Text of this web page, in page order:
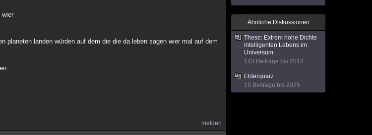
wier
planeten landen würden auf dem die die da leben sagen wier mal auf dem
melden
Ähnliche Diskussionen
These: Extrem hohe Dichte
intelligenten Lebens im
Universum.
143 Beiträge bis 2013
Elderquarz
15 Beiträge bis 2025